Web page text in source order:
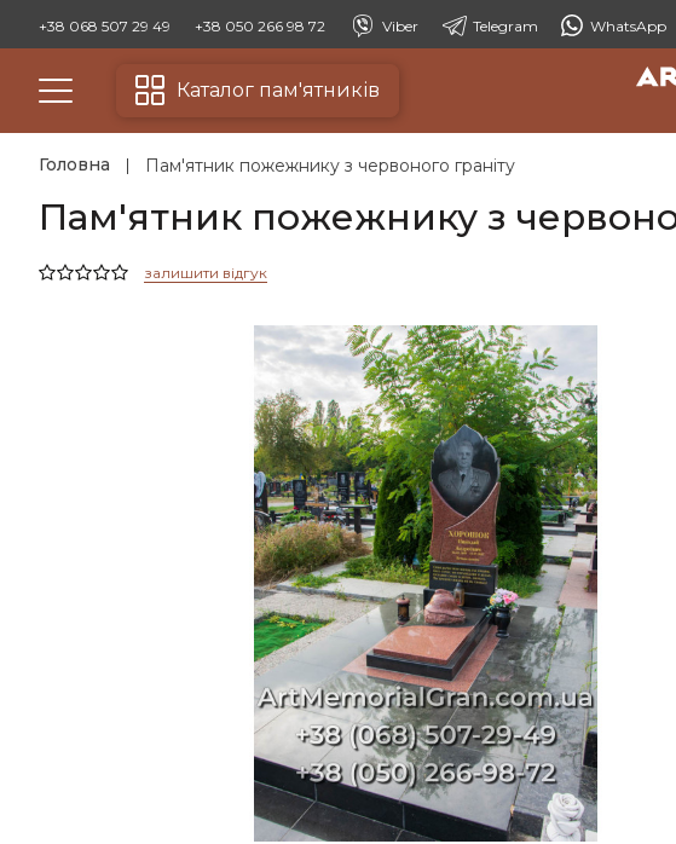
+38 068 507 29 49 +38 050 266 98 72 Viber Telegram WhatsApp
Каталог пам'ятників
Головна Пам'ятник пожежнику з червоного граніту
Пам'ятник пожежнику з
залишити відгук